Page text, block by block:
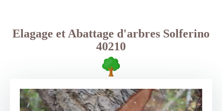
Elagage et Abattage d'arbres Solferino
40210